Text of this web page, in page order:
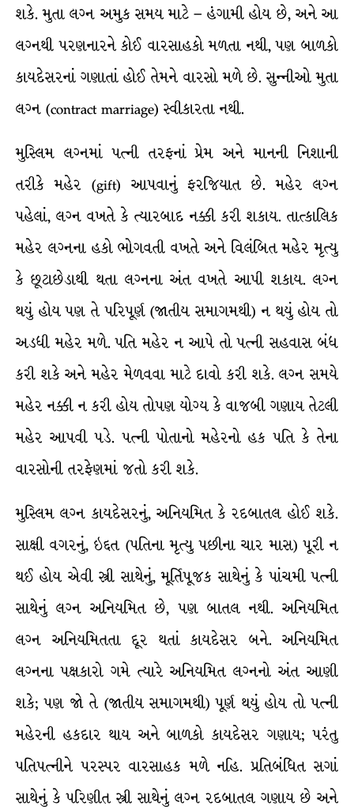
શકે. મુતા લગ્ન અમુક સમય માટે – હંગામી હોય છે, અને આ
લગ્નથી પરણનારને કોઈ વારસાહકો મળતા નથી, પણ બાળકો
કાયદેસરનાં ગણાતાં હોઈ તેમને વારસો મળે છે. સુન્નીઓ મુતા
લગ્ન (contract marriage) સ્વીકારતા નથી.
મુસ્લિમ લગ્નમાં પત્ની તરફનાં પ્રેમ અને માનની નિશાની
તરીકે મહેર (gift) આપવાનું ફરજિયાત છે. મહેર લગ્ન
પહેલાં, લગ્ન વખતે કે ત્યારબાદ નક્કી કરી શકાય. તાત્કાલિક
મહેર લગ્નના હકો ભોગવતી વખતે અને વિલંબિત મહેર મૃત્યુ
કે છૂટાછેડાથી થતા લગ્નના અંત વખતે આપી શકાય. લગ્ન
થયું હોય પણ તે પરિપૂર્ણ (જાતીય સમાગમથી) ન થયું હોય તો
અડધી મહેર મળે. પતિ મહેર ન આપે તો પત્ની સહવાસ બંધ
કરી શકે અને મહેર મેળવવા માટે દાવો કરી શકે. લગ્ન સમયે
મહેર નક્કી ન કરી હોય તોપણ યોગ્ય કે વાજબી ગણાય તેટલી
મહેર આપવી પડે. પત્ની પોતાનો મહેરનો હક પતિ કે તેના
વારસોની તરફેણમાં જતો કરી શકે.
મુસ્લિમ લગ્ન કાયદેસરનું, અનિયમિત કે રદબાતલ હોઈ શકે.
સાક્ષી વગરનું, ઇદ્દત (પતિના મૃત્યુ પછીના ચાર માસ) પૂરી ન
થઈ હોય એવી સ્ત્રી સાથેનું, મૂર્તિપૂજક સાથેનું કે પાંચમી પત્ની
સાથેનું લગ્ન અનિયમિત છે, પણ બાતલ નથી. અનિયમિત
લગ્ન અનિયમિતતા દૂર થતાં કાયદેસર બને. અનિયમિત
લગ્નના પક્ષકારો ગમે ત્યારે અનિયમિત લગ્નનો અંત આણી
શકે; પણ જો તે (જાતીય સમાગમથી) પૂર્ણ થયું હોય તો પત્ની
મહેરની હકદાર થાય અને બાળકો કાયદેસર ગણાય; પરંતુ
પતિપત્નીને પરસ્પર વારસાહક મળે નહિ. પ્રતિબંધિત સગાં
સાથેનું કે પરિણીત સ્ત્રી સાથેનું લગ્ન રદબાતલ ગણાય છે અને